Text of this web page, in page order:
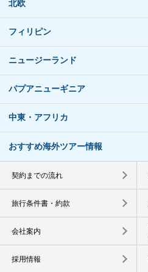
北欧
フィリピン
ニュージーランド
パプアニューギニア
中東・アフリカ
おすすめ海外ツアー情報
契約までの流れ
旅行条件書・約款
会社案内
採用情報